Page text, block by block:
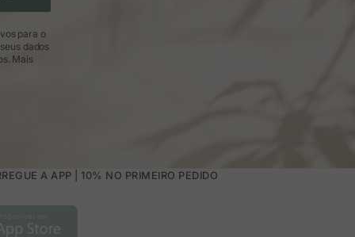
para o
dados
Mais
A APP | 10% NO PRIMEIRO PEDIDO